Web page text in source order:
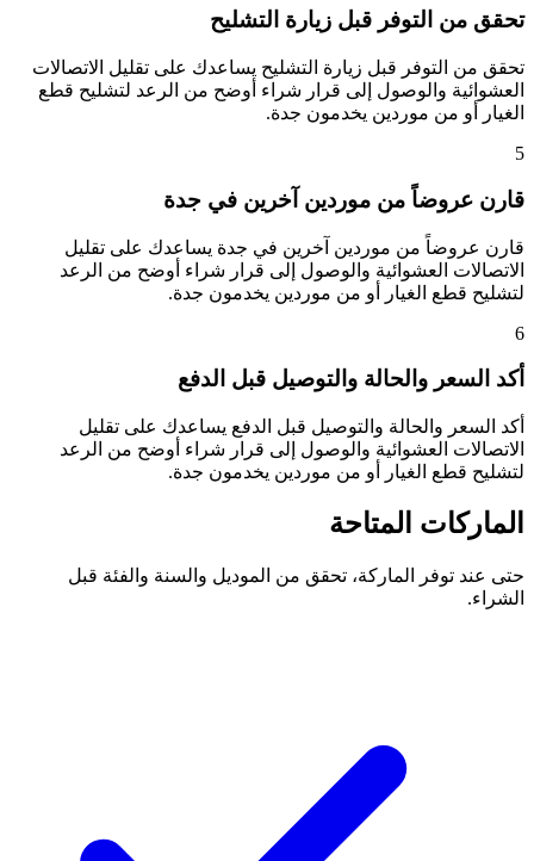
تحقق من التوفر قبل زيارة التشليح
تحقق من التوفر قبل زيارة التشليح يساعدك على تقليل الاتصالات
العشوائية والوصول إلى قرار شراء أوضح من الرعد لتشليح قطع
الغيار أو من موردين يخدمون جدة.
5
قارن عروضاً من موردين آخرين في جدة
قارن عروضاً من موردين آخرين في جدة يساعدك على تقليل
الاتصالات العشوائية والوصول إلى قرار شراء أوضح من الرعد
لتشليح قطع الغيار أو من موردين يخدمون جدة.
6
أكد السعر والحالة والتوصيل قبل الدفع
أكد السعر والحالة والتوصيل قبل الدفع يساعدك على تقليل
الاتصالات العشوائية والوصول إلى قرار شراء أوضح من الرعد
لتشليح قطع الغيار أو من موردين يخدمون جدة.
الماركات المتاحة
حتى عند توفر الماركة، تحقق من الموديل والسنة والفئة قبل
الشراء.